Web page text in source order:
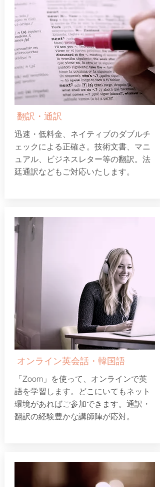
翻訳・通訳
迅速・低料金、ネイティブのダブルチ
ェックによる正確さ。技術文書、マニ
ュアル、ビジネスレター等の翻訳。法
廷通訳などもご対応いたします。
オンライン英会話・韓国語
「Zoom」を使って、オンラインで英
語を学習します。どこにいてもネット
環境があればご参加できます。通訳・
翻訳の経験豊かな講師陣が応対。